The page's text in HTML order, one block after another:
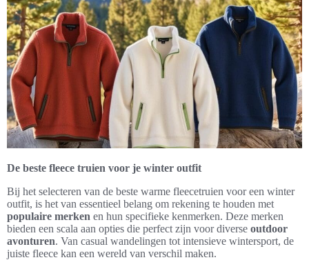
De beste fleece truien voor je winter outfit
Bij het selecteren van de beste warme fleecetruien voor een winter
outfit, is het van essentieel belang om rekening te houden met
populaire merken en hun specifieke kenmerken. Deze merken
bieden een scala aan opties die perfect zijn voor diverse outdoor
avonturen. Van casual wandelingen tot intensieve wintersport, de
juiste fleece kan een wereld van verschil maken.